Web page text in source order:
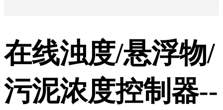
在线浊度/悬浮物/
污泥浓度控制器--